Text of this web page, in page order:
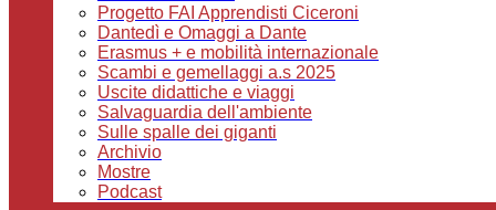
Progetto FAI Apprendisti Ciceroni
Dantedì e Omaggi a Dante
Erasmus + e mobilità internazionale
Scambi e gemellaggi a.s 2025
Uscite didattiche e viaggi
Salvaguardia dell'ambiente
Sulle spalle dei giganti
Archivio
Mostre
Podcast